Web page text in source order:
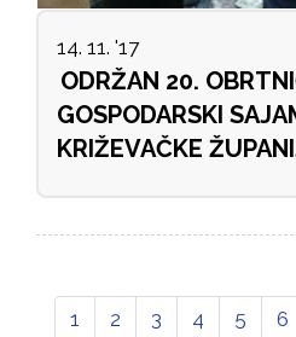
14. 11. '17
ODRŽAN 20.
GOSPODARSKI
KRIŽEVAČKE
1 2 3 4 5 6